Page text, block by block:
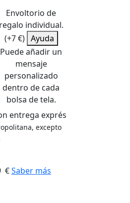
Envoltorio de
regalo individual.
(+7 €) Ayuda
Puede añadir un
mensaje
personalizado
dentro de cada
bolsa de tela.
entrega exprés
excepto
€Saber más